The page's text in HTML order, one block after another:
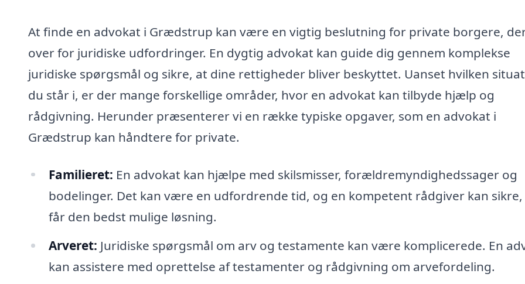
At finde en advokat i Grædstrup kan være en vigtig beslutning for private borgere,
over for juridiske udfordringer. En dygtig advokat kan guide dig gennem komplekse
juridiske spørgsmål og sikre, at dine rettigheder bliver beskyttet. Uanset hvilken
du står i, er der mange forskellige områder, hvor en advokat kan tilbyde hjælp og
rådgivning. Herunder præsenterer vi en række typiske opgaver, som en advokat i
Grædstrup kan håndtere for private.
Familieret: En advokat kan hjælpe med skilsmisser, forældremyndighedssager og
bodelinger. Det kan være en udfordrende tid, og en kompetent rådgiver kan
får den bedst mulige løsning.
Arveret: Juridiske spørgsmål om arv og testamente kan være komplicerede. En
kan assistere med oprettelse af testamenter og rådgivning om arvefordeling.